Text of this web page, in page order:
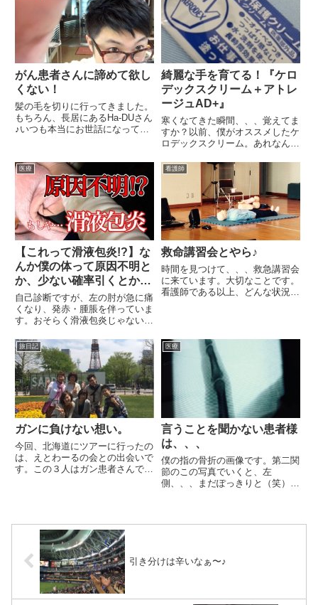
がん患者さんに諦めて欲し
くない！
髪の毛を切りに行ってきました。
もちろん、長居にあるHa-DUさん
♪いつも本当にお世話になってお
えてくれてる？僕、、、今回、パ
ーマ小僧予告が発動してるんでし
たよね。巻いてるで巻いてる...
綺麗な手を育てる！『ケロ
デックスクリーム＋アトレ
ージュAD+』
寒くなてきた瞬間、、、覚えてま
すか？以前、僕がオススメしたケ
ロデックスクリーム。あれなんだ
看護師はね、アルコール綿をよく
使うし、手指消毒を始め、医療機
器を洗ったり、、、案外、手への
ダメージが大きいんです。特に
ア...
医療
【これって滑液包炎!?】な
んか僕の体って原因不明と
か、少ない確率引くとか多
くない？大丈夫なの？
自己診断ですが、左の肘が急に痛
くなり、発赤・腫脹を伴っていま
す。おそらく滑液包炎じゃないか
ず、痛み止めを飲んで、安静と固
定をしていますが、これで症状は
かなり軽減してきております。
看護師
救命講習会とやら♪
時間を見つけて、、、救急講習会
に来ています。大切なことです。
看護師である以上、どんな状況に
よね。知識、技術は磨かないと錆
びついてしまうからね。知識をも
っ...
旅日記
ガンに負けない想い。
今回、北海道にツアーに行ったの
は、えとわーるの会との出会いで
す。この３人はガン患者さんであ
ています。僕は看護師でもあ
り、...
医療
言うことを聞かない患者様
は、、、
僕の指の骨折の画像です。第二関
節のこの写真でいくと、左
側、、、まだぽっきりと（笑）先
引き分けは辛いなぁ〜♪